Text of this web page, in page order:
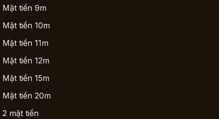
Mặt tiền 9m
Mặt tiền 10m
Mặt tiền 11m
Mặt tiền 12m
Mặt tiền 15m
Mặt tiền 20m
2 mặt tiền